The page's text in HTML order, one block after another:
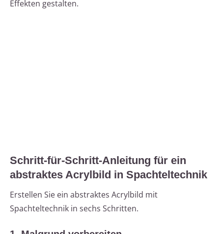
Effekten gestalten.
Schritt-für-Schritt-Anleitung für ein
abstraktes Acrylbild in Spachteltechnik
Erstellen Sie ein abstraktes Acrylbild mit
Spachteltechnik in sechs Schritten.